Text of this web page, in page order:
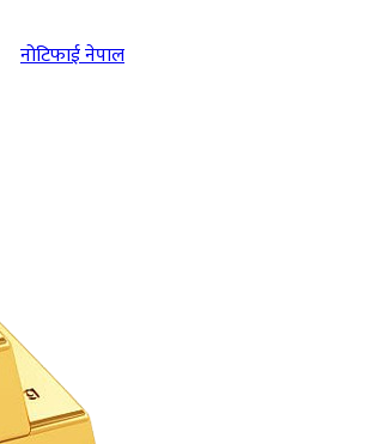
नोटिफाई नेपाल